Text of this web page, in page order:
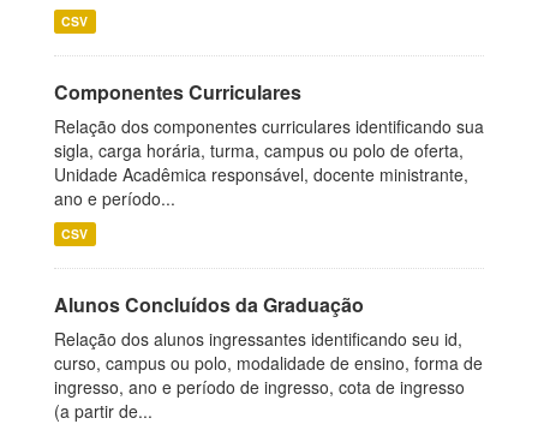
CSV
Componentes Curriculares
Relação dos componentes curriculares identificando sua
sigla, carga horária, turma, campus ou polo de oferta,
Unidade Acadêmica responsável, docente ministrante,
ano e período...
CSV
Alunos Concluídos da Graduação
Relação dos alunos ingressantes identificando seu id,
curso, campus ou polo, modalidade de ensino, forma de
ingresso, ano e período de ingresso, cota de ingresso
(a partir de...